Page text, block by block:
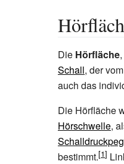
Die Hörfläche
Schall, der
auch das
Die Hörfläche
Hörschwelle,
bestimmt.